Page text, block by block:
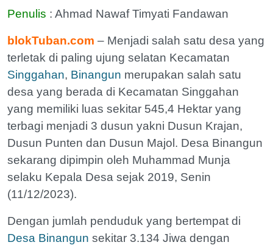
Penulis : Ahmad Nawaf Timyati Fandawan
blokTuban.com – Menjadi salah satu desa yang
terletak di paling ujung selatan Kecamatan
Singgahan, Binangun merupakan salah satu
desa yang berada di Kecamatan Singgahan
yang memiliki luas sekitar 545,4 Hektar yang
terbagi menjadi 3 dusun yakni Dusun Krajan,
Dusun Punten dan Dusun Majol. Desa Binangun
sekarang dipimpin oleh Muhammad Munja
selaku Kepala Desa sejak 2019, Senin
(11/12/2023).
Dengan jumlah penduduk yang bertempat di
Desa Binangun sekitar 3.134 Jiwa dengan